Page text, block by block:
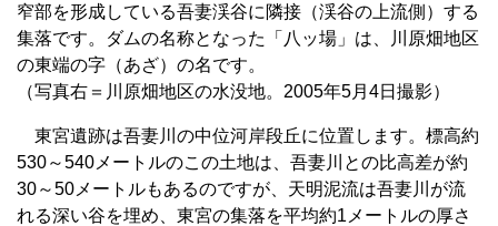
窄部を形成している吾妻渓谷に隣接（渓谷の上流側）する
集落です。ダムの名称となった「八ッ場」は、川原畑地区
の東端の字（あざ）の名です。
（写真右＝川原畑地区の水没地。2005年5月4日撮影）
東宮遺跡は吾妻川の中位河岸段丘に位置します。標高約
530～540メートルのこの土地は、吾妻川との比高差が約
30～50メートルもあるのですが、天明泥流は吾妻川が流
れる深い谷を埋め、東宮の集落を平均約1メートルの厚さ